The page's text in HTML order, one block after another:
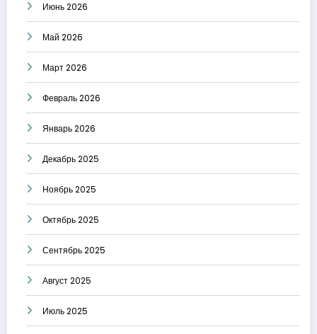
Июнь 2026
Май 2026
Март 2026
Февраль 2026
Январь 2026
Декабрь 2025
Ноябрь 2025
Октябрь 2025
Сентябрь 2025
Август 2025
Июль 2025